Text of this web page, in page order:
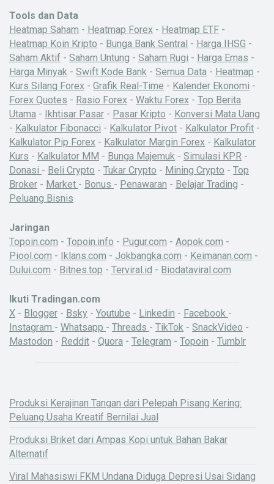
Tools dan Data
Heatmap Saham - Heatmap Forex - Heatmap ETF -
Heatmap Koin Kripto - Bunga Bank Sentral - Harga IHSG -
Saham Aktif - Saham Untung - Saham Rugi - Harga Emas -
Harga Minyak - Swift Kode Bank - Semua Data - Heatmap -
Kurs Silang Forex - Grafik Real-Time - Kalender Ekonomi -
Forex Quotes - Rasio Forex - Waktu Forex - Top Berita
Utama - Ikhtisar Pasar - Pasar Kripto - Konversi Mata Uang
- Kalkulator Fibonacci - Kalkulator Pivot - Kalkulator Profit -
Kalkulator Pip Forex - Kalkulator Margin Forex - Kalkulator
Kurs - Kalkulator MM - Bunga Majemuk - Simulasi KPR -
Donasi - Beli Crypto - Tukar Crypto - Mining Crypto - Top
Broker - Market - Bonus - Penawaran - Belajar Trading -
Peluang Bisnis
Jaringan
Topoin.com - Topoin.info - Pugur.com - Aopok.com -
Piool.com - Iklans.com - Jokbangka.com - Keimanan.com -
Dului.com - Bitnes.top - Terviral.id - Biodataviral.com
Ikuti Tradingan.com
X - Blogger - Bsky - Youtube - Linkedin - Facebook -
Instagram - Whatsapp - Threads - TikTok - SnackVideo -
Mastodon - Reddit - Quora - Telegram - Topoin - Tumblr
Produksi Kerajinan Tangan dari Pelepah Pisang Kering:
Peluang Usaha Kreatif Bernilai Jual
Produksi Briket dari Ampas Kopi untuk Bahan Bakar
Alternatif
Viral Mahasiswi FKM Undana Diduga Depresi Usai Sidang